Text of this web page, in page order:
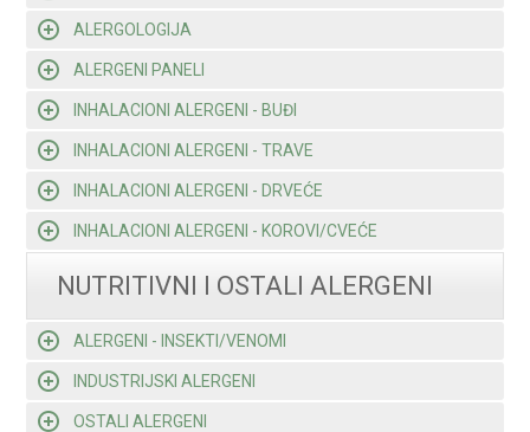
ALERGOLOGIJA
ALERGENI PANELI
INHALACIONI ALERGENI - BUĐI
INHALACIONI ALERGENI - TRAVE
INHALACIONI ALERGENI - DRVEĆE
INHALACIONI ALERGENI - KOROVI/CVEĆE
NUTRITIVNI I OSTALI ALERGENI
ALERGENI - INSEKTI/VENOMI
INDUSTRIJSKI ALERGENI
OSTALI ALERGENI